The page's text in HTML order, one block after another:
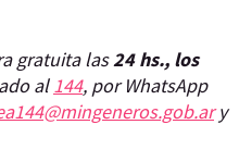
gratuita las24 hs., los
al144, por WhatsApp
y